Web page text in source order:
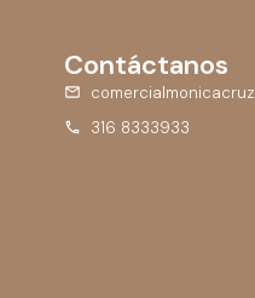
Contáctanos
316 8333933